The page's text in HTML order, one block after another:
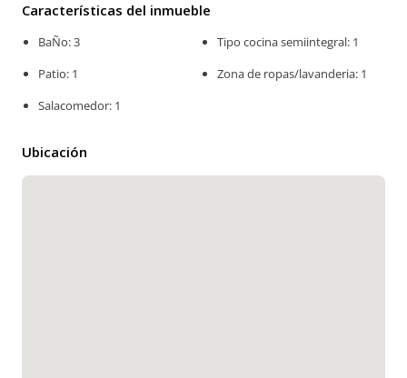
Características del inmueble
BaÑo: 3
Patio: 1
Salacomedor: 1
Tipo cocina semiintegral: 1
Zona de ropas/lavanderia: 1
Ubicación